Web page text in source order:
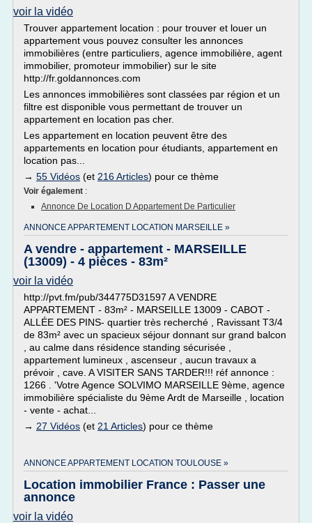
voir la vidéo
Trouver appartement location : pour trouver et louer un
appartement vous pouvez consulter les annonces
immobilières (entre particuliers, agence immobilière, agent
immobilier, promoteur immobilier) sur le site
http://fr.goldannonces.com
Les annonces immobilières sont classées par région et un
filtre est disponible vous permettant de trouver un
appartement en location pas cher.
Les appartement en location peuvent être des
appartements en location pour étudiants, appartement en
location pas...
→ 55 Vidéos (et 216 Articles) pour ce thème
Voir également :
Annonce De Location D Appartement De Particulier
ANNONCE APPARTEMENT LOCATION MARSEILLE »
A vendre - appartement - MARSEILLE
(13009) - 4 pièces - 83m²
voir la vidéo
http://pvt.fm/pub/344775D31597 A VENDRE
APPARTEMENT - 83m² - MARSEILLE 13009 - CABOT -
ALLÉE DES PINS- quartier très recherché , Ravissant T3/4
de 83m² avec un spacieux séjour donnant sur grand balcon
, au calme dans résidence standing sécurisée ,
appartement lumineux , ascenseur , aucun travaux a
prévoir , cave. A VISITER SANS TARDER!!! réf annonce :
1266 . 'Votre Agence SOLVIMO MARSEILLE 9ème, agence
immobilière spécialiste du 9ème Ardt de Marseille , location
- vente - achat...
→ 27 Vidéos (et 21 Articles) pour ce thème
ANNONCE APPARTEMENT LOCATION TOULOUSE »
Location immobilier France : Passer une
annonce
voir la vidéo